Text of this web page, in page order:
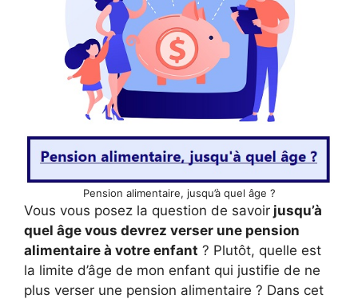
Pension alimentaire, jusqu’à quel âge ?
Vous vous posez la question de savoir jusqu’à
quel âge vous devrez verser une pension
alimentaire à votre enfant ? Plutôt, quelle est
la limite d’âge de mon enfant qui justifie de ne
plus verser une pension alimentaire ? Dans cet